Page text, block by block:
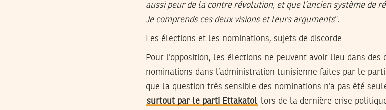
aussi peur de la contre révolution, et que l’ancien système de
Je comprends ces deux visions et leurs arguments“.
Les élections et les nominations, sujets de discorde
Pour l’opposition, les élections ne peuvent avoir lieu dans des
nominations dans l’administration tunisienne faites par le
que la question très sensible des nominations n’a pas été
surtout par le parti Ettakatol lors de la dernière crise